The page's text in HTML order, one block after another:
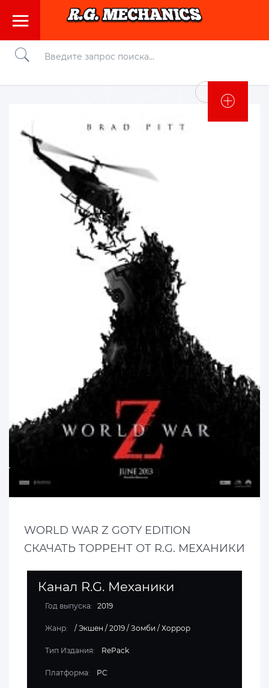
Войти
WORLD WAR Z GOTY EDITION
СКАЧАТЬ ТОРРЕНТ ОТ R.G. МЕХАНИКИ
Канал R.G. Механики
Год выпуска: 2019
Жанр: / Экшен / 2019 / Зомби / Хоррор
Тип Издания: RePack
Платформа: PC